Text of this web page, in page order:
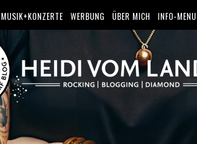
MUSIK+KONZERTE WERBUNG ÜBER MICH INFO-